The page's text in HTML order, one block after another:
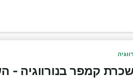
קמפר בנורווגיה -